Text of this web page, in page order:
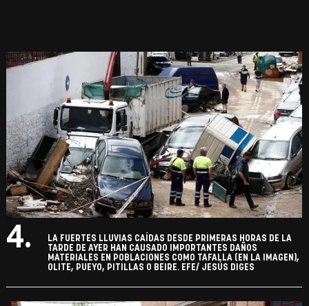
4.
LA FUERTES LLUVIAS CAÍDAS DESDE PRIMERAS HORAS DE LA
TARDE DE AYER HAN CAUSADO IMPORTANTES DAÑOS
MATERIALES EN POBLACIONES COMO TAFALLA (EN LA IMAGEN),
OLITE, PUEYO, PITILLAS O BEIRE. EFE/ JESÚS DIGES